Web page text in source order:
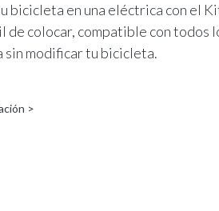
bicicleta en una eléctrica con el
de colocar, compatible con todos
sin modificar tu bicicleta.
>